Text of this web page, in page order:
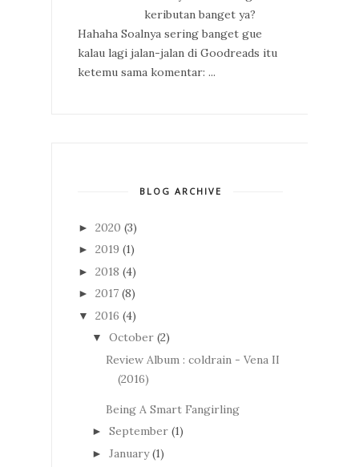
keributan banget ya?
Hahaha Soalnya sering banget gue
kalau lagi jalan-jalan di Goodreads itu
ketemu sama komentar: ...
BLOG ARCHIVE
► 2020 (3)
► 2019 (1)
► 2018 (4)
► 2017 (8)
▼ 2016 (4)
▼ October (2)
Review Album : coldrain - Vena II
(2016)
Being A Smart Fangirling
► September (1)
► January(1)